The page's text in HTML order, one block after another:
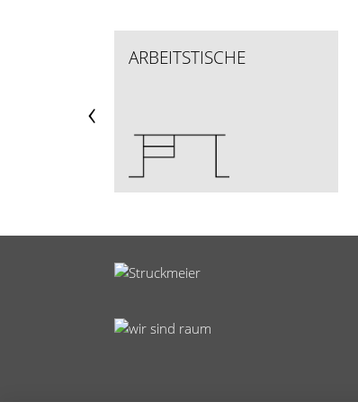
ARBEITSTISCHE
‹